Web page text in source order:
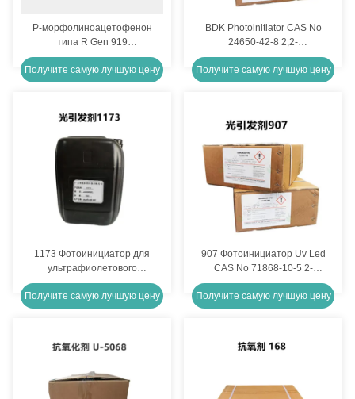
P-морфолиноацетофенон
типа R Gen 919
Фотоиннициатор для
ледового отверждения
210000 cps Кипение
Получите самую лучшую цену
BDK Photoinitiator CAS No
24650-42-8 2,2-
диметокси-2-
фенилацетофенон
Получите самую лучшую цену
1173 Фотоинициатор для
ультрафиолетового
отверждения 2-гидрокси-2-
метилпропиофенон CAS
No 7473-98-5
Получите самую лучшую цену
907 Фотоинициатор Uv Led
CAS No 71868-10-5 2-
метил-1- ((4-
метилтиофенил)-2-
морфолин-1-пропанон
Получите самую лучшую цену